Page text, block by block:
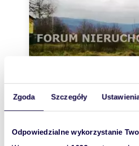
Zgoda Szczegóły
Odpowiedzialne wykorzystanie